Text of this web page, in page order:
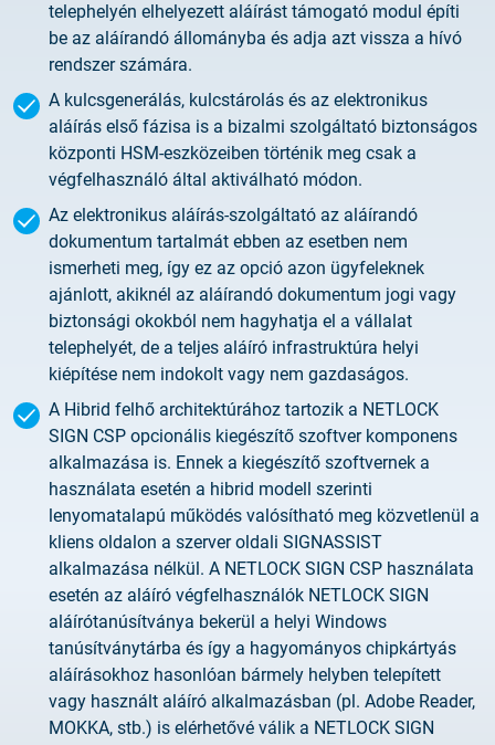
telephelyén elhelyezett aláírást támogató modul építi
be az aláírandó állományba és adja azt vissza a hívó
rendszer számára.
A kulcsgenerálás, kulcstárolás és az elektronikus
aláírás első fázisa is a bizalmi szolgáltató biztonságos
központi HSM-eszközeiben történik meg csak a
végfelhasználó által aktiválható módon.
Az elektronikus aláírás-szolgáltató az aláírandó
dokumentum tartalmát ebben az esetben nem
ismerheti meg, így ez az opció azon ügyfeleknek
ajánlott, akiknél az aláírandó dokumentum jogi vagy
biztonsági okokból nem hagyhatja el a vállalat
telephelyét, de a teljes aláíró infrastruktúra helyi
kiépítése nem indokolt vagy nem gazdaságos.
A Hibrid felhő architektúrához tartozik a NETLOCK
SIGN CSP opcionális kiegészítő szoftver komponens
alkalmazása is. Ennek a kiegészítő szoftvernek a
használata esetén a hibrid modell szerinti
lenyomatalapú működés valósítható meg közvetlenül a
kliens oldalon a szerver oldali SIGNASSIST
alkalmazása nélkül. A NETLOCK SIGN CSP használata
esetén az aláíró végfelhasználók NETLOCK SIGN
aláírótanúsítványa bekerül a helyi Windows
tanúsítványtárba és így a hagyományos chipkártyás
aláírásokhoz hasonlóan bármely helyben telepített
vagy használt aláíró alkalmazásban (pl. Adobe Reader,
MOKKA, stb.) is elérhetővé válik a NETLOCK SIGN